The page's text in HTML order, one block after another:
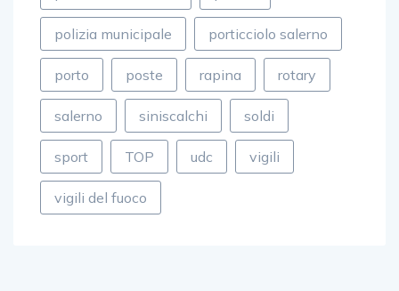
polizia municipale porticciolo salerno
porto poste rapina rotary
salerno siniscalchi soldi
sport TOP udc vigili
vigili del fuoco